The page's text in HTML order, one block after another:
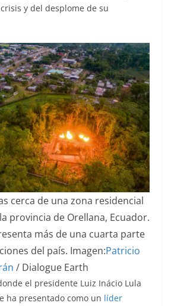
y del desplome de su
cerca de una zona residencial
provincia de Orellana, Ecuador.
más de una cuarta parte
del país. Imagen:Patricio
/ Dialogue Earth
el presidente Luiz Inácio Lula
ha presentado como un líder